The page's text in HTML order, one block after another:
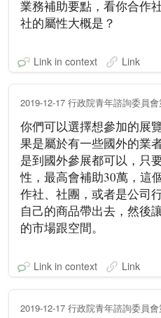
業務補助要點，看你合作
社的屬性大概是？
Link in context Link
2019-12-17 行政院青年諮詢委員
你們可以選擇想參加的展
果是屬於有一些國外的業
是到國外參展都可以，只
性，最高會補助30萬，這
作社、社團，或者是公司
自己的商品帶出去，然後
的市場跟空間。
Link in context Link
2019-12-17 行政院青年諮詢委員